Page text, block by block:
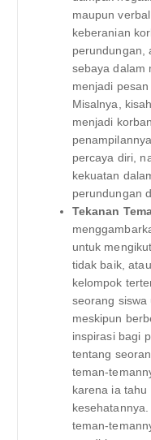
maupun
keberanian
perundungan,
sebaya dalam
menjadi
Misalnya,
menjadi
percaya diri,
kekuatan
perundungan
Tekanan
untuk
tidak baik,
kelompok
seorang siswa
meskipun
inspirasi bagi
tentang
teman-
karena ia
teman-